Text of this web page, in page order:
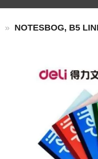
» NOTESBOG, B5